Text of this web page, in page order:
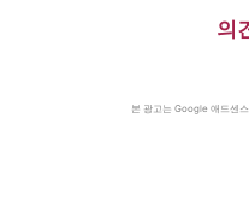
의
본 광고는 Google 애드센